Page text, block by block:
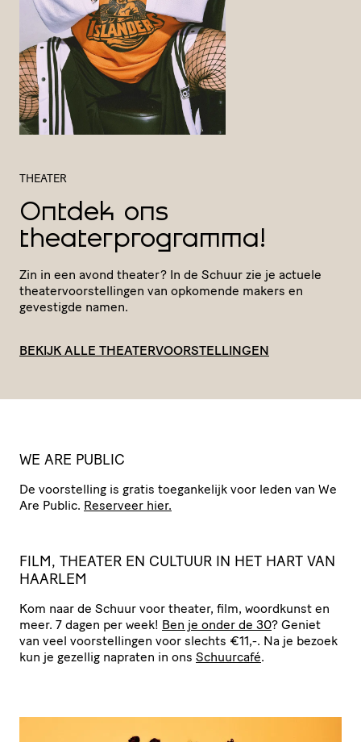
THEATER
Ontdek ons
theaterprogramma!
Zin in een avond theater? In de Schuur zie je actuele
thea­ter­voor­stel­lingen van opkomende makers en
gevestigde namen.
BEKIJK ALLE THEATERVOORSTELLINGEN
WE ARE PUBLIC
De voor­stel­ling is gratis toegan­ke­lijk voor leden van We
Are Public. Reserveer hier.
FILM, THEATER EN CULTUUR IN HET HART VAN
HAARLEM
Kom naar de Schuur voor theater, film, woordkunst en
meer. 7 dagen per week! Ben je onder de 30? Geniet
van veel voor­stel­lingen voor slechts €11,-. Na je bezoek
kun je gezellig napraten in ons Schuurcafé.